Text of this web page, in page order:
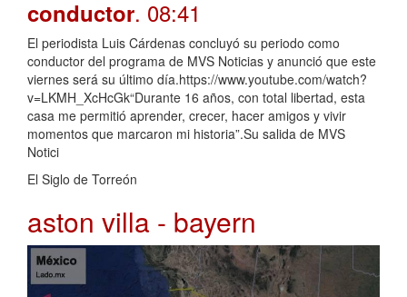
conductor. 08:41
El periodista Luis Cárdenas concluyó su periodo como
conductor del programa de MVS Noticias y anunció que este
viernes será su último día.https://www.youtube.com/watch?
v=LKMH_XcHcGk“Durante 16 años, con total libertad, esta
casa me permitió aprender, crecer, hacer amigos y vivir
momentos que marcaron mi historia”.Su salida de MVS
Notici
El Siglo de Torreón
aston villa - bayern